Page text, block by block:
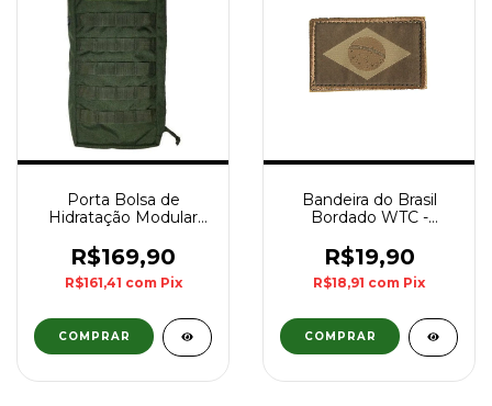
Porta Bolsa de
Hidratação Modular
- Verde Oliva
R$169,90
R$161,41 com Pix
Bandeira do Brasil
Bordado WTC -
R$19,90
R$18,91 com Pix